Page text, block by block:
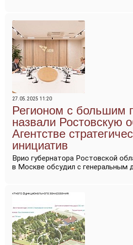
27.05.2025 11:20
Регионом с большим
назвали Ростовскую
Агентстве
инициатив
Врио губернатора Ростовской
в Москве обсудил с генеральным